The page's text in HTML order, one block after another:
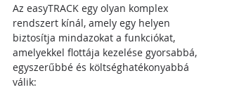
Az easyTRACK egy olyan komplex
rendszert kínál, amely egy helyen
biztosítja mindazokat a funkciókat,
amelyekkel flottája kezelése gyorsabbá,
egyszerűbbé és költséghatékonyabbá
válik: